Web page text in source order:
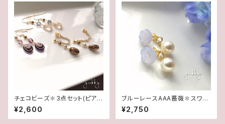
チェコビーズ✽3点セット(ピア
ス/イヤリング)
¥2,600
ブルーレースAAA薔薇✽スワロ
フスキーパール★2WAYポスト
ピアス
¥2,750